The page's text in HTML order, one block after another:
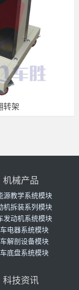
转架
机械产品
源教学系统模块
机拆装系列模块
发动机系统模块
电器系统模块
解剖设备模块
底盘系统模块
科技资讯